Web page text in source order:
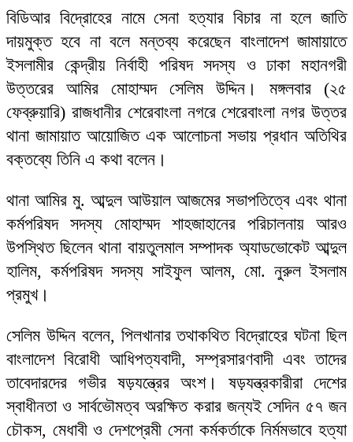
বিডিআর বিদ্রোহের নামে সেনা হত্যার বিচার না হলে জাতি
দায়মুক্ত হবে না বলে মন্তব্য করেছেন বাংলাদেশ জামায়াতে
ইসলামীর কেন্দ্রীয় নির্বাহী পরিষদ সদস্য ও ঢাকা মহানগরী
উত্তরের আমির মোহাম্মদ সেলিম উদ্দিন। মঙ্গলবার (২৫
ফেব্রুয়ারি) রাজধানীর শেরেবাংলা নগরে শেরেবাংলা নগর উত্তর
থানা জামায়াত আয়োজিত এক আলোচনা সভায় প্রধান অতিথির
বক্তব্যে তিনি এ কথা বলেন।
থানা আমির মু. আব্দুল আউয়াল আজমের সভাপতিত্বে এবং থানা
কর্মপরিষদ সদস্য মোহাম্মদ শাহজাহানের পরিচালনায় আরও
উপস্থিত ছিলেন থানা বায়তুলমাল সম্পাদক অ্যাডভোকেট আব্দুল
হালিম, কর্মপরিষদ সদস্য সাইফুল আলম, মো. নুরুল ইসলাম
প্রমুখ।
সেলিম উদ্দিন বলেন, পিলখানার তথাকথিত বিদ্রোহের ঘটনা ছিল
বাংলাদেশ বিরোধী আধিপত্যবাদী, সম্প্রসারণবাদী এবং তাদের
তাবেদারদের গভীর ষড়যন্ত্রের অংশ। ষড়যন্ত্রকারীরা দেশের
স্বাধীনতা ও সার্বভৌমত্ব অরক্ষিত করার জন্যই সেদিন ৫৭ জন
চৌকস, মেধাবী ও দেশপ্রেমী সেনা কর্মকর্তাকে নির্মমভাবে হত্যা